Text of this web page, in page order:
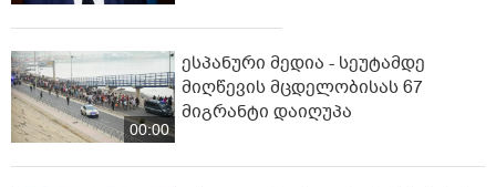
00:00
ესპანური მედია - სეუტამდე
მიღწევის მცდელობისას 67
მიგრანტი დაიღუპა